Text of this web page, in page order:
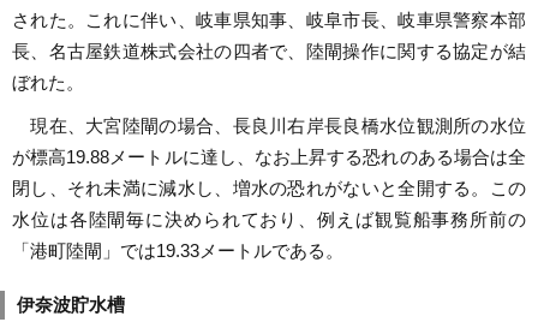
された。これに伴い、岐車県知事、岐阜市長、岐車県警察本部
長、名古屋鉄道株式会社の四者で、陸閘操作に関する協定が結
ぼれた。
現在、大宮陸閘の場合、長良川右岸長良橋水位観測所の水位
が標高19.88メートルに達し、なお上昇する恐れのある場合は全
閉し、それ未満に減水し、増水の恐れがないと全開する。この
水位は各陸閘毎に決められており、例えば観覧船事務所前の
「港町陸閘」では19.33メートルである。
伊奈波貯水槽